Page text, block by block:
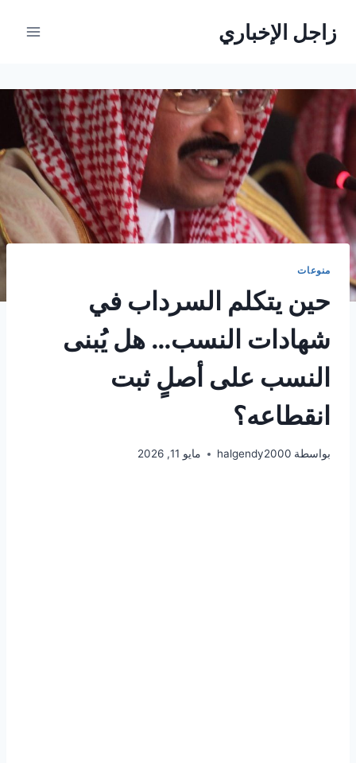
زاجل الإخباري
منوعات
حين يتكلم السرداب في
شهادات النسب… هل يُبنى
النسب على أصلٍ ثبت
انقطاعه؟
بواسطة halgendy2000 مايو 11, 2026